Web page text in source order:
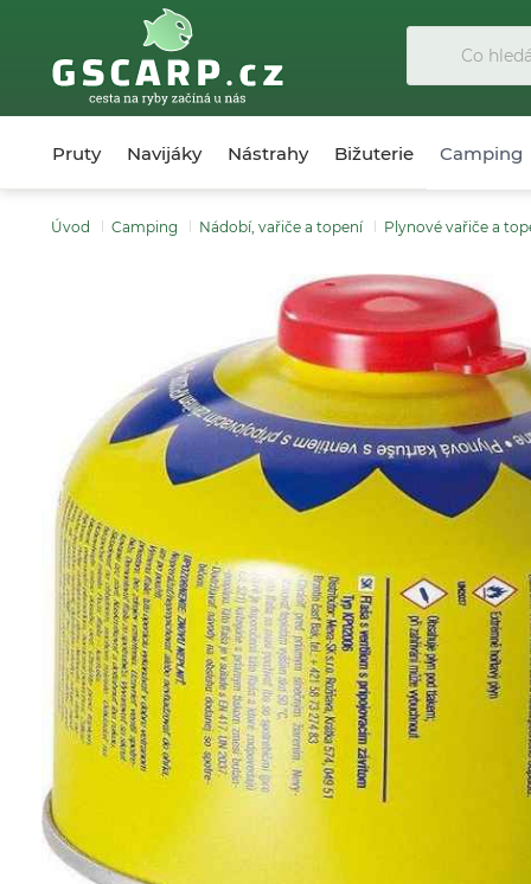
Úvod Camping Nádobí, vařiče a topení Plynové vařiče a
Pruty Navijáky Nástrahy Bižuterie Camping